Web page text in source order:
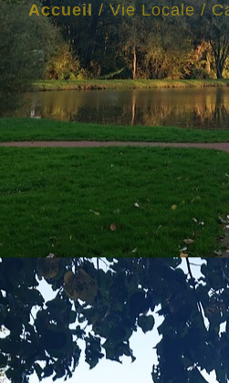
Accueil /Vie Locale/